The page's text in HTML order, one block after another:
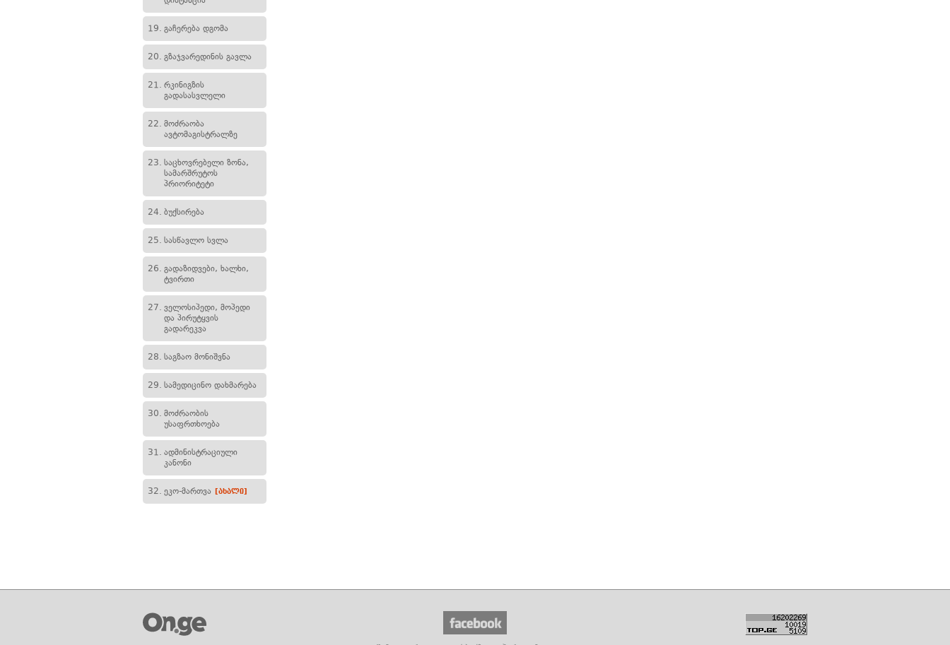
19. გაჩერება დგომა
20. გზაჯვარედინის გავლა
21. რკინიგზის
გადასასვლელი
22. მოძრაობა
ავტომაგისტრალზე
23. საცხოვრებელი ზონა,
სამარშრუტოს
პრიორიტეტი
24. ბუქსირება
25. სასწავლო სვლა
26. გადაზიდვები, ხალხი,
ტვირთი
27. ველოსიპედი, მოპედი
და პირუტყვის
გადარეკვა
28. საგზაო მონიშვნა
29. სამედიცინო დახმარება
30. მოძრაობის
უსაფრთხოება
31. ადმინისტრაციული
კანონი
32. ეკო-მართვა [ახალი]